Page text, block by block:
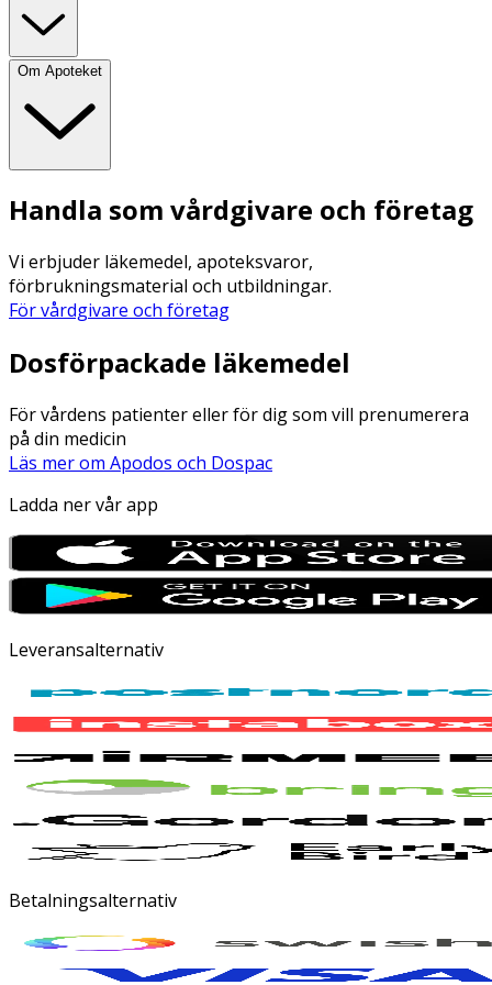
Om Apoteket
Handla som vårdgivare och företag
Vi erbjuder läkemedel, apoteksvaror,
förbrukningsmaterial och utbildningar.
För vårdgivare och företag
Dosförpackade läkemedel
För vårdens patienter eller för dig som vill prenumerera
på din medicin
Läs mer om Apodos och Dospac
Ladda ner vår app
Leveransalternativ
Betalningsalternativ